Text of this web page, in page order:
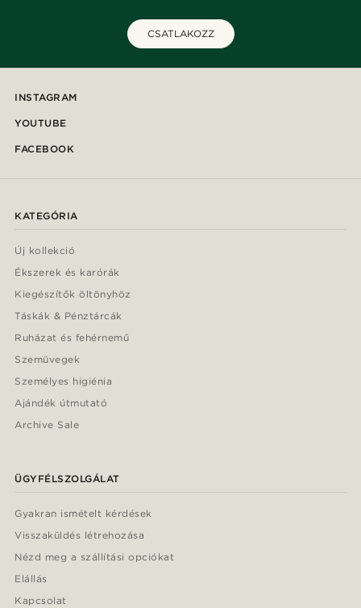
CSATLAKOZZ
INSTAGRAM
YOUTUBE
FACEBOOK
KATEGÓRIA
Új kollekció
Ékszerek és karórák
Kiegészítők öltönyhöz
Táskák & Pénztárcák
Ruházat és fehérnemű
Szemüvegek
Személyes higiénia
Ajándék útmutató
Archive Sale
ÜGYFÉLSZOLGÁLAT
Gyakran ismételt kérdések
Visszaküldés létrehozása
Nézd meg a szállítási opciókat
Elállás
Kapcsolat